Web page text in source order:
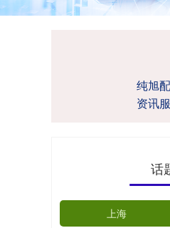
纯旭
资讯
话
上海